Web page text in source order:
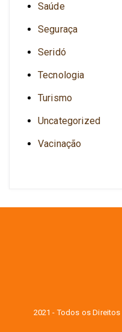
Saúde
Seguraça
Seridó
Tecnologia
Turismo
Uncategorized
Vacinação
2021 - Todos os